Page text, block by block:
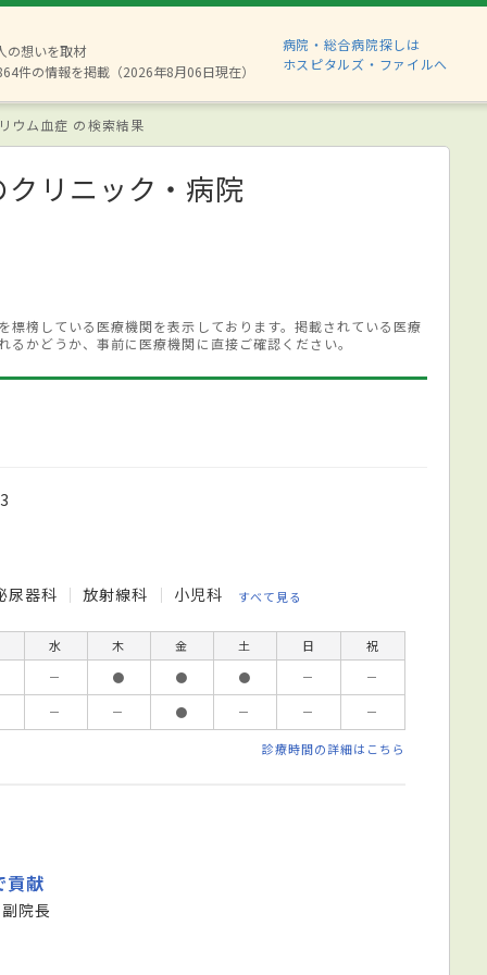
の想いを取材
件の情報を掲載（2026年8月06日現在）
病院・総合病院探しは
ホスピタルズ・ファイルへ
ウム血症 の検索結果
クリニック・病院
榜している医療機関を表示しております。掲載されている医療
かどうか、事前に医療機関に直接ご確認ください。
尿器科 放射線科 小児科 すべて見る
水 木 金 土 日
祝
－ ● ● ● －
－
－ － ● － － －
診療時間の詳細はこちら
貢献
院長